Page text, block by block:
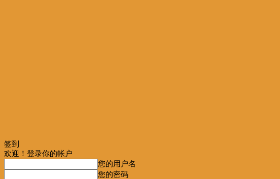
签到
欢迎！登录你的帐户
您的用户名
您的密码